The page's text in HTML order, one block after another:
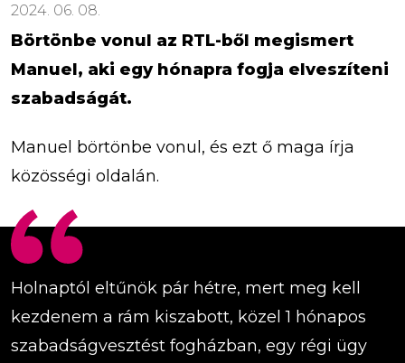
2024. 06. 08.
Börtönbe vonul az RTL-ből megismert
Manuel, aki egy hónapra fogja elveszíteni
szabadságát.
Manuel börtönbe vonul, és ezt ő maga írja
közösségi oldalán.
Holnaptól eltűnök pár hétre, mert meg kell
kezdenem a rám kiszabott, közel 1 hónapos
szabadságvesztést fogházban, egy régi ügy